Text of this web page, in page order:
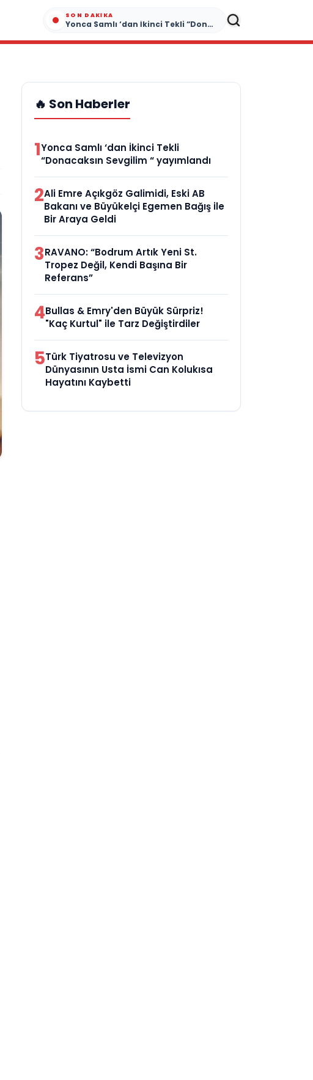
SON DAKIKA
Yonca Samlı ‘dan İkinci Tekli “Donacaksın Sevgilim “ yayımlandı
🔥 Son Haberler
1Yonca Samlı ‘dan İkinci Tekli
“Donacaksın Sevgilim “ yayımlandı
2Ali Emre Açıkgöz Galimidi, Eski AB
Bakanı ve Büyükelçi Egemen Bağış ile
Bir Araya Geldi
3RAVANO: “Bodrum Artık Yeni St.
Tropez Değil, Kendi Başına Bir
Referans”
4Bullas & Emry'den Büyük Sürpriz!
"Kaç Kurtul" ile Tarz Değiştirdiler
5Türk Tiyatrosu ve Televizyon
Dünyasının Usta İsmi Can Kolukısa
Hayatını Kaybetti